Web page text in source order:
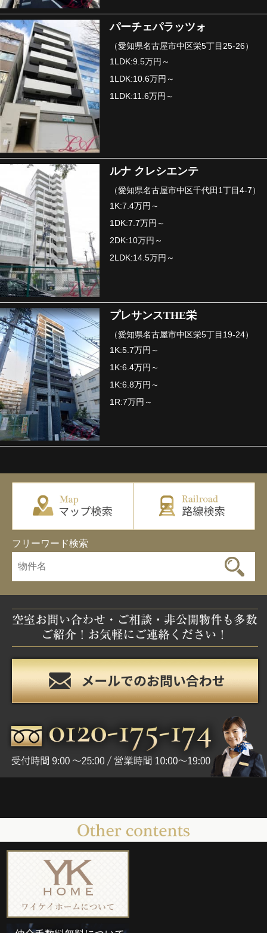
パーチェパラッツォ
（愛知県名古屋市中区栄5丁目25-26）
1LDK:9.5万円～
1LDK:10.6万円～
1LDK:11.6万円～
ルナ クレシエンテ
（愛知県名古屋市中区千代田1丁目4-7）
1K:7.4万円～
1DK:7.7万円～
2DK:10万円～
2LDK:14.5万円～
プレサンスTHE栄
（愛知県名古屋市中区栄5丁目19-24）
1K:5.7万円～
1K:6.4万円～
1K:6.8万円～
1R:7万円～
フリーワード検索